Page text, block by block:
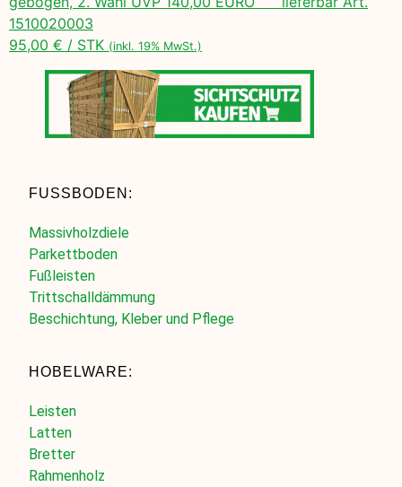
1510020003
95,00 € / STK (inkl. 19% MwSt.)
FUSSBODEN:
Massivholzdiele
Parkettboden
Fußleisten
Trittschalldämmung
Beschichtung, Kleber und Pflege
HOBELWARE:
Leisten
Latten
Bretter
Rahmenholz